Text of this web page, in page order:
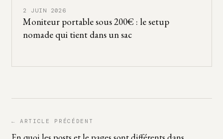
2 JUIN 2026
Moniteur portable sous 200€ : le setup
nomade qui tient dans un sac
← ARTICLE PRÉCÉDENT